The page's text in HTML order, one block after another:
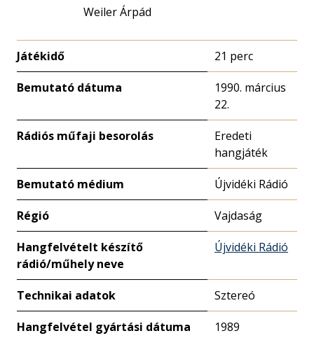
Weiler Árpád
Játékidő 21 perc
Bemutató dátuma
1990. március
22.
Rádiós műfaji besorolás
Eredeti
hangjáték
Bemutató médium Újvidéki Rádió
Régió Vajdaság
Hangfelvételt készítő
rádió/műhely neve
Újvidéki Rádió
Technikai adatok Sztereó
Hangfelvétel gyártási dátuma
1989